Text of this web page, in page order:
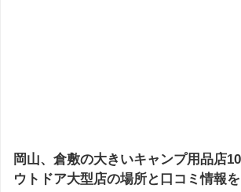
岡山、倉敷の大きいキャンプ用品店
ウトドア大型店の場所と口コミ情報